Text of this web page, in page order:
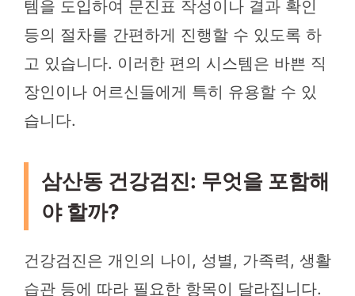
템을 도입하여 문진표 작성이나 결과 확인
등의 절차를 간편하게 진행할 수 있도록 하
고 있습니다. 이러한 편의 시스템은 바쁜 직
장인이나 어르신들에게 특히 유용할 수 있
습니다.
삼산동 건강검진: 무엇을 포함해
야 할까?
건강검진은 개인의 나이, 성별, 가족력, 생활
습관 등에 따라 필요한 항목이 달라집니다.